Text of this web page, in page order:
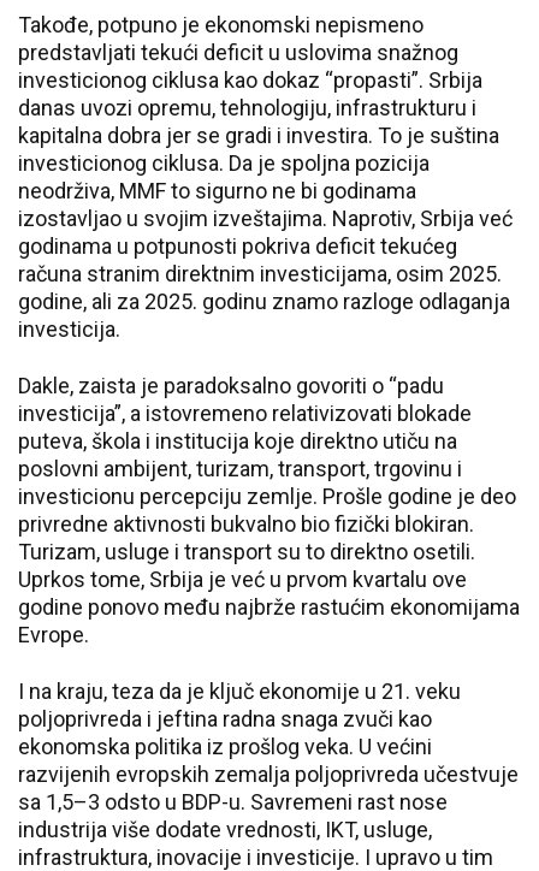
Takođe, potpuno je ekonomski nepismeno
predstavljati tekući deficit u uslovima snažnog
investicionog ciklusa kao dokaz “propasti”. Srbija
danas uvozi opremu, tehnologiju, infrastrukturu i
kapitalna dobra jer se gradi i investira. To je suština
investicionog ciklusa. Da je spoljna pozicija
neodrživa, MMF to sigurno ne bi godinama
izostavljao u svojim izveštajima. Naprotiv, Srbija već
godinama u potpunosti pokriva deficit tekućeg
računa stranim direktnim investicijama, osim 2025.
godine, ali za 2025. godinu znamo razloge odlaganja
investicija.
Dakle, zaista je paradoksalno govoriti o “padu
investicija”, a istovremeno relativizovati blokade
puteva, škola i institucija koje direktno utiču na
poslovni ambijent, turizam, transport, trgovinu i
investicionu percepciju zemlje. Prošle godine je deo
privredne aktivnosti bukvalno bio fizički blokiran.
Turizam, usluge i transport su to direktno osetili.
Uprkos tome, Srbija je već u prvom kvartalu ove
godine ponovo među najbrže rastućim ekonomijama
Evrope.
I na kraju, teza da je ključ ekonomije u 21. veku
poljoprivreda i jeftina radna snaga zvuči kao
ekonomska politika iz prošlog veka. U većini
razvijenih evropskih zemalja poljoprivreda učestvuje
sa 1,5–3 odsto u BDP-u. Savremeni rast nose
industrija više dodate vrednosti, IKT, usluge,
infrastruktura, inovacije i investicije. I upravo u tim